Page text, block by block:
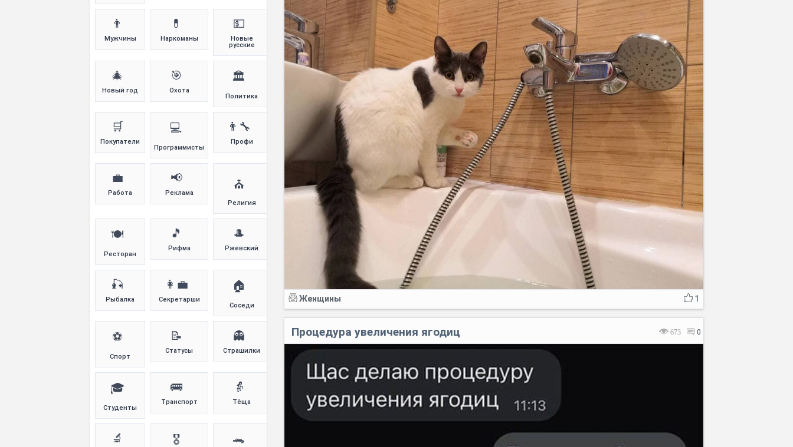
1
Женщины
673 0
Процедура увеличения ягодиц
👨
Мужчины
💊
Наркоманы
💵
Новые
русские
🎄
Новый год
🎯
Охота
🏛️
Политика
🛒
Покупатели
💻
Программисты
👨‍🔧
Профи
💼
Работа
📢
Реклама
⛪
Религия
🍽️
Ресторан
🎵
Рифма
🎩
Ржевский
🎣
Рыбалка
👩‍💼
Секретарши
🏠
Соседи
⚽
Спорт
📝
Статусы
👻
Страшилки
🎓
Студенты
🚌
Транспорт
👵
Тёща
🔬 🎖️ 🐊